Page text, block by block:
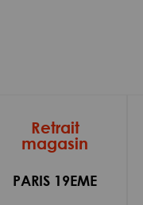
Retrait
magasin
PARIS 19EME